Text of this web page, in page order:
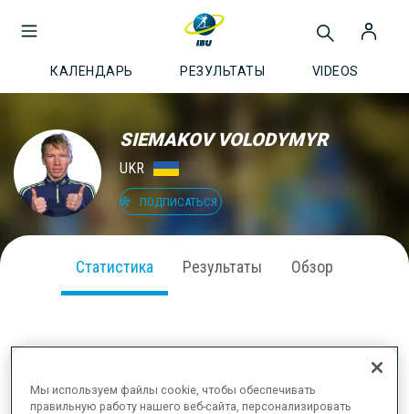
КАЛЕНДАРЬ РЕЗУЛЬТАТЫ VIDEOS
SIEMAKOV VOLODYMYR
UKR
ПОДПИСАТЬСЯ
Статистика Результаты Обзор
Мы используем файлы cookie, чтобы обеспечивать
правильную работу нашего веб-сайта, персонализировать